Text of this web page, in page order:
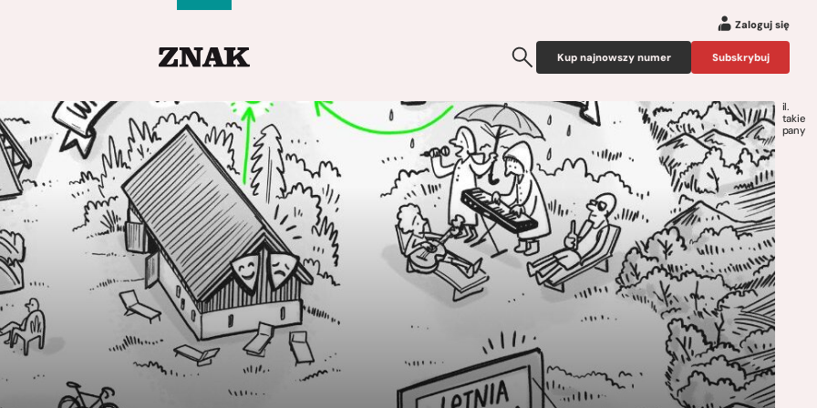
Zaloguj się
Kup najnowszy numer Subskrybuj
il.
takie
pany